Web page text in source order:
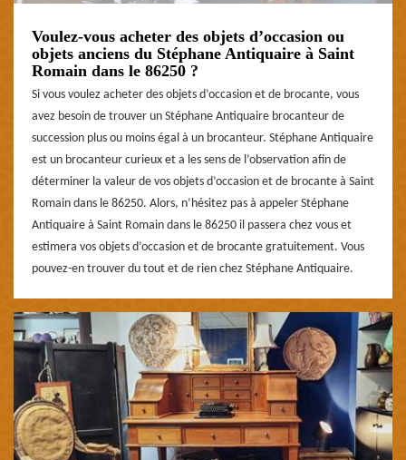
Voulez-vous acheter des objets d’occasion ou
objets anciens du Stéphane Antiquaire à Saint
Romain dans le 86250 ?
Si vous voulez acheter des objets d’occasion et de brocante, vous
avez besoin de trouver un Stéphane Antiquaire brocanteur de
succession plus ou moins égal à un brocanteur. Stéphane Antiquaire
est un brocanteur curieux et a les sens de l’observation afin de
déterminer la valeur de vos objets d’occasion et de brocante à Saint
Romain dans le 86250. Alors, n’hésitez pas à appeler Stéphane
Antiquaire à Saint Romain dans le 86250 il passera chez vous et
estimera vos objets d’occasion et de brocante gratuitement. Vous
pouvez-en trouver du tout et de rien chez Stéphane Antiquaire.